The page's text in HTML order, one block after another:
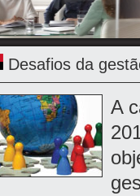
Desafios da
A